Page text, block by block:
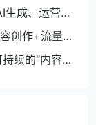
成、运营变
创作+流量获
续的“内容-